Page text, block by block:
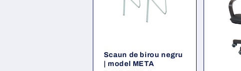
Scaun de birou negru
| model META